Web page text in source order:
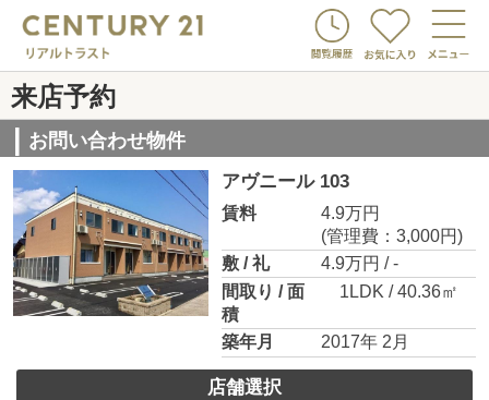
来店予約
お問い合わせ物件
アヴニール 103
賃料
4.9万円
(管理費：3,000円)
敷 / 礼
4.9万円 / -
間取り / 面
積
1LDK / 40.36㎡
築年月 2017年 2月
店舗選択